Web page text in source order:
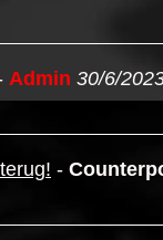
Admin 30/6/
-